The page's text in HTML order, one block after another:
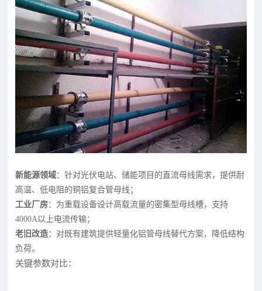
新能源领域：针对光伏电站、储能项目的直流母线需求，提供耐
高温、低电阻的铜铝复合管母线；
工业厂房：为重载设备设计高载流量的密集型母线槽，支持
4000A以上电流传输；
老旧改造：对既有建筑提供轻量化铝管母线替代方案，降低结构
负荷。
关键参数对比：